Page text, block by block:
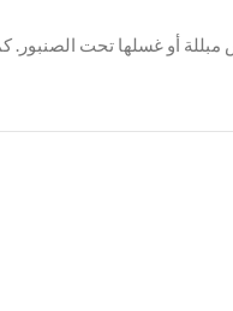
أو غسلها تحت الصنبور.